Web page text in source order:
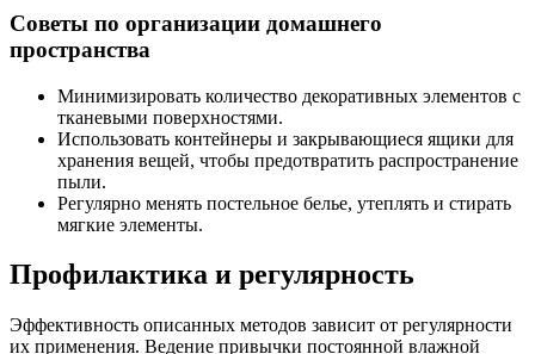
Советы по организации домашнего
пространства
Минимизировать количество декоративных элементов с
тканевыми поверхностями.
Использовать контейнеры и закрывающиеся ящики для
хранения вещей, чтобы предотвратить распространение
пыли.
Регулярно менять постельное белье, утеплять и стирать
мягкие элементы.
Профилактика и регулярность
Эффективность описанных методов зависит от регулярности
их применения. Ведение привычки постоянной влажной